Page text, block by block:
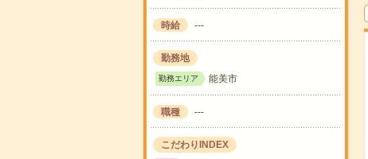
時給 ---
勤務地
勤務エリア 能美市
職種 ---
こだわりINDEX